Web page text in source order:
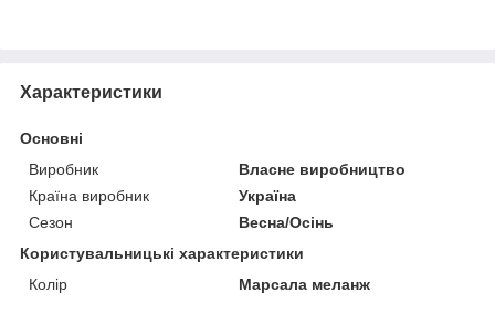
Характеристики
Основні
Виробник
Власне виробництво
Країна виробник
Україна
Сезон
Весна/Осінь
Користувальницькі характеристики
Колір
Марсала меланж